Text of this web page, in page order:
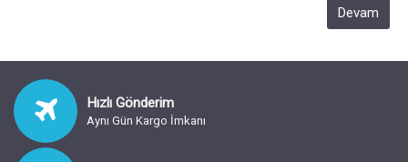
Devam
Hızlı Gönderim
Aynı Gün Kargo İmkanı